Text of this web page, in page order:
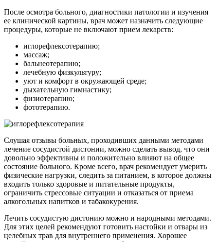
После осмотра больного, диагностики патологии и изучения
ее клинической картины, врач может назначить следующие
процедуры, которые не включают прием лекарств:
иглорефлексотерапию;
массаж;
бальнеотерапию;
лечебную физкультуру;
уют и комфорт в окружающей среде;
дыхательную гимнастику;
физиотерапию;
фототерапию.
Слушая отзывы больных, проходивших данными методами
лечение сосудистой дистонии, можно сделать вывод, что они
довольно эффективны и положительно влияют на общее
состояние больного. Кроме всего, врач рекомендует умерить
физические нагрузки, следить за питанием, в которое должны
входить только здоровые и питательные продукты,
ограничить стрессовые ситуации и отказаться от приема
алкогольных напитков и табакокурения.
Лечить сосудистую дистонию можно и народными методами.
Для этих целей рекомендуют готовить настойки и отвары из
целебных трав для внутреннего применения. Хорошее